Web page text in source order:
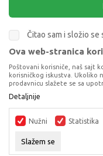
Čitao sam i složio se
Terms of Serviceapply.
Ova web-stranica
Poštovani korisniče, naš sajt
korisničkog iskustva.
prodavnicu slažete se sa
Detaljnije
Nužni Statistika
Slažem se